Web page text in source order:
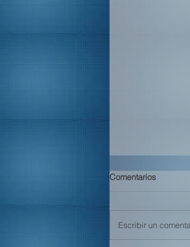
Comentarios
Escribir un